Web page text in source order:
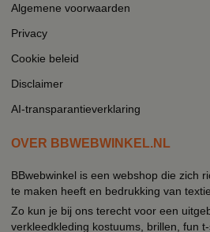
Algemene voorwaarden
Privacy
Cookie beleid
Disclaimer
AI-transparantieverklaring
OVER BBWEBWINKEL.NL
BBwebwinkel is een webshop die zich
te maken heeft en bedrukking van
Zo kun je bij ons terecht voor een
verkleedkleding kostuums, brillen, fun